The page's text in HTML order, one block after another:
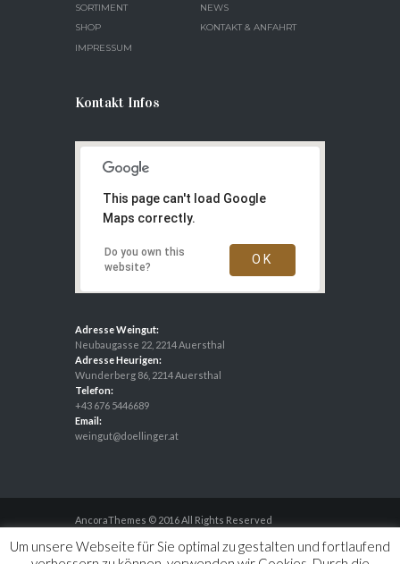
SORTIMENT
NEWS
SHOP
KONTAKT & ANFAHRT
IMPRESSUM
Kontakt Infos
This page can't load Google
Maps correctly.
Do you own this
website?
OK
Adresse Weingut:
Neubaugasse 22, 2214 Auersthal
Adresse Heurigen:
Wunderberg 86, 2214 Auersthal
Telefon:
+43 676 5446689
Email:
weingut@doellinger.at
AncoraThemes © 2016 All Rights Reserved
Um unsere Webseite für Sie optimal zu gestalten und fortlaufend